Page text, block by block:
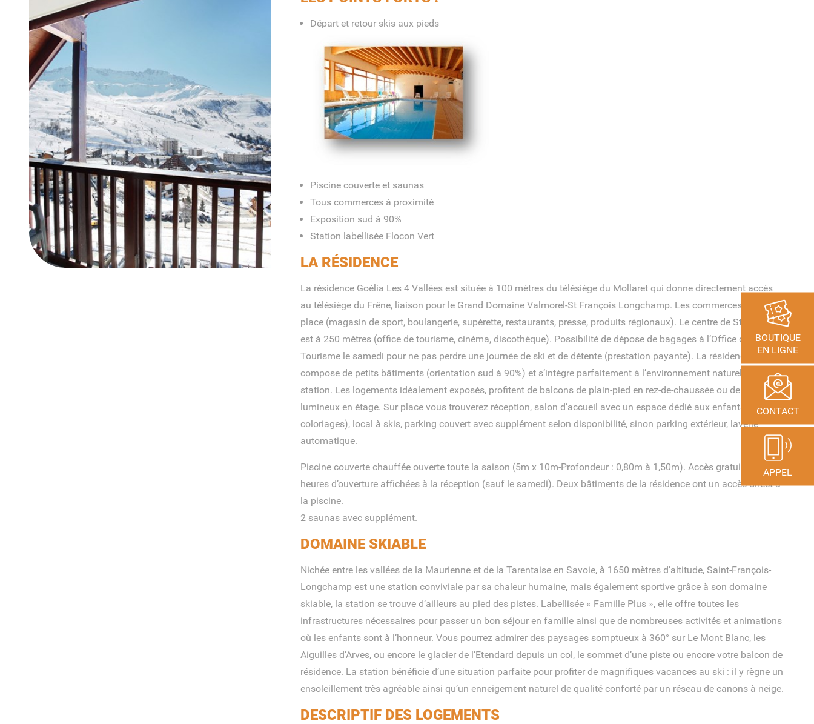
BOUTIQUE
EN LIGNE
CONTACT
APPEL
Départ et retour skis aux pieds
Piscine couverte et saunas
Tous commerces à proximité
Exposition sud à 90%
Station labellisée Flocon Vert
LA RÉSIDENCE
La résidence Goélia Les 4 Vallées est située à 100 mètres du télésiège du Mollaret qui donne directement accès
au télésiège du Frêne, liaison pour le Grand Domaine Valmorel-St François Longchamp. Les commerces sont sur
place (magasin de sport, boulangerie, supérette, restaurants, presse, produits régionaux). Le centre de St François
est à 250 mètres (office de tourisme, cinéma, discothèque). Possibilité de dépose de bagages à l’Office de
Tourisme le samedi pour ne pas perdre une journée de ski et de détente (prestation payante). La résidence se
compose de petits bâtiments (orientation sud à 90%) et s’intègre parfaitement à l’environnement naturel de la
station. Les logements idéalement exposés, profitent de balcons de plain-pied en rez-de-chaussée ou de balcons
lumineux en étage. Sur place vous trouverez réception, salon d’accueil avec un espace dédié aux enfants (jeux et
coloriages), local à skis, parking couvert avec supplément selon disponibilité, sinon parking extérieur, laverie
automatique.
Piscine couverte chauffée ouverte toute la saison (5m x 10m-Profondeur : 0,80m à 1,50m). Accès gratuit aux
heures d’ouverture affichées à la réception (sauf le samedi). Deux bâtiments de la résidence ont un accès direct à
la piscine.
2 saunas avec supplément.
DOMAINE SKIABLE
Nichée entre les vallées de la Maurienne et de la Tarentaise en Savoie, à 1650 mètres d’altitude, Saint-François-
Longchamp est une station conviviale par sa chaleur humaine, mais également sportive grâce à son domaine
skiable, la station se trouve d’ailleurs au pied des pistes. Labellisée « Famille Plus », elle offre toutes les
infrastructures nécessaires pour passer un bon séjour en famille ainsi que de nombreuses activités et animations
où les enfants sont à l’honneur. Vous pourrez admirer des paysages somptueux à 360° sur Le Mont Blanc, les
Aiguilles d’Arves, ou encore le glacier de l’Etendard depuis un col, le sommet d’une piste ou encore votre balcon de
résidence. La station bénéficie d’une situation parfaite pour profiter de magnifiques vacances au ski : il y règne un
ensoleillement très agréable ainsi qu’un enneigement naturel de qualité conforté par un réseau de canons à neige.
DESCRIPTIF DES LOGEMENTS